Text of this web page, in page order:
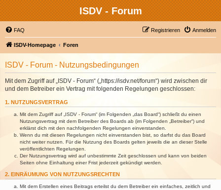
ISDV - Forum
FAQ Anmelden
Registrieren
ISDV-Homepage Foren
ISDV - Forum - Nutzungsbedingungen
Mit dem Zugriff auf „ISDV - Forum“ („https://isdv.net/forum“) wird zwischen dir
und dem Betreiber ein Vertrag mit folgenden Regelungen geschlossen:
1. NUTZUNGSVERTRAG
Mit dem Zugriff auf „ISDV - Forum“ (im Folgenden „das Board“) schließt du einen
Nutzungsvertrag mit dem Betreiber des Boards ab (im Folgenden „Betreiber“) und
erklärst dich mit den nachfolgenden Regelungen einverstanden.
Wenn du mit diesen Regelungen nicht einverstanden bist, so darfst du das Board
nicht weiter nutzen. Für die Nutzung des Boards gelten jeweils die an dieser Stelle
veröffentlichten Regelungen.
Der Nutzungsvertrag wird auf unbestimmte Zeit geschlossen und kann von beiden
Seiten ohne Einhaltung einer Frist jederzeit gekündigt werden.
2. EINRÄUMUNG VON NUTZUNGSRECHTEN
Mit dem Erstellen eines Beitrags erteilst du dem Betreiber ein einfaches, zeitlich und